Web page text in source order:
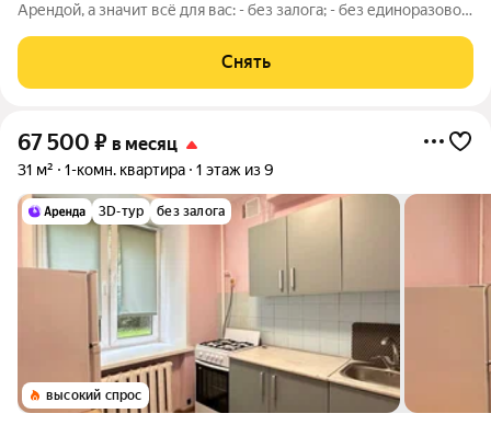
Арендой, а значит всё для вас: - без залога; - без единоразовой
проживания. Мы можем показать вам квартиру онлайн это так
же детально,
Снять
67 500 ₽ в месяц
31 м² 1-комн. квартира 1 этаж из 9
3D-тур без залога
высокий спрос